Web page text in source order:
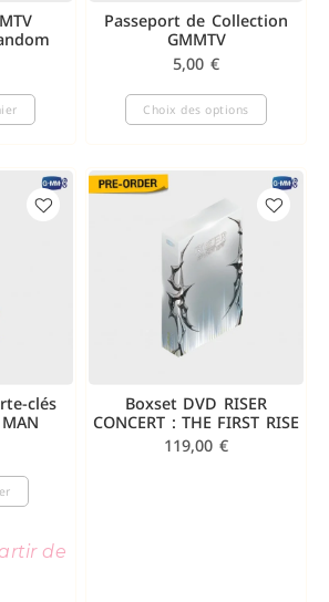
Passeport de Collection
GMMTV
5,00 €
Choix des options
clés
de
Boxset DVD RISER
CONCERT : THE FIRST RISE
119,00 €